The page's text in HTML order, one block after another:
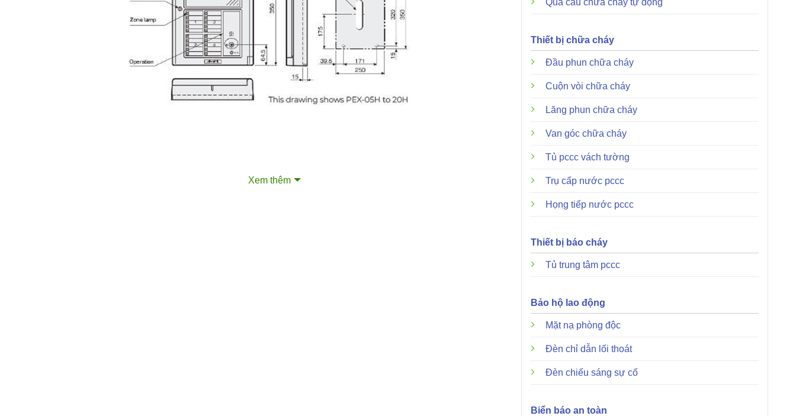
Xem thêm
Quả cầu chữa cháy tự động
Thiết bị chữa cháy
Đầu phun chữa cháy
Cuộn vòi chữa cháy
Lăng phun chữa cháy
Van góc chữa cháy
Tủ pccc vách tường
Trụ cấp nước pccc
Họng tiếp nước pccc
Thiết bị báo cháy
Tủ trung tâm pccc
Bảo hộ lao động
Mặt nạ phòng độc
Đèn chỉ dẫn lối thoát
Đèn chiếu sáng sự cố
Biển báo an toàn